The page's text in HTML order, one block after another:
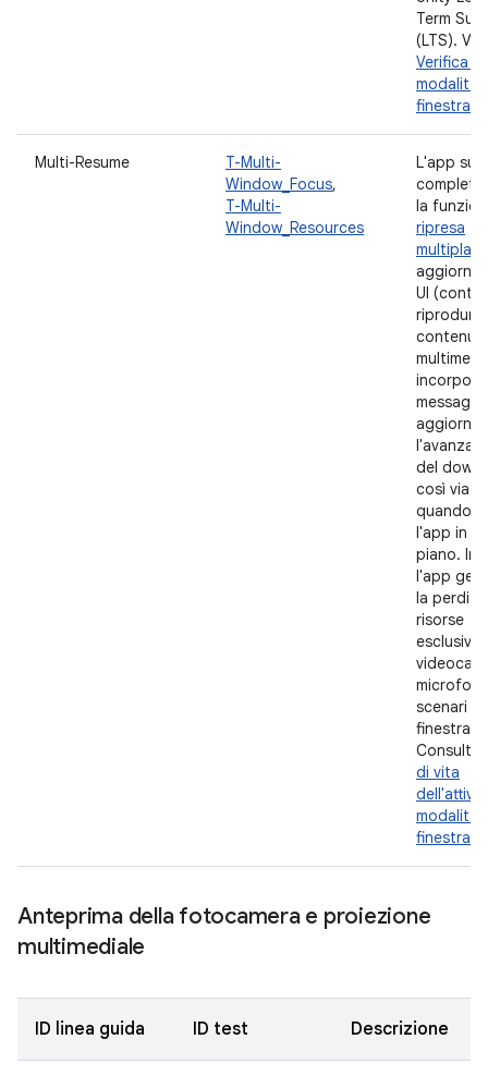
Term
(LTS).
Verifica
modalità
finestra
Multi-Resume
T-Multi-
Window_Focus,
T-Multi-
Window_Resources
L'app
la
ripresa
multipla
aggiorna
UI
riprodurre
contenuti
messaggi,
aggiorna
del
così via)
quando
l'app in
piano.
l'app
la perdita
risorse
esclusive
microfoni
scenari
finestra.
Consulta
di vita
modalità
finestra
Anteprima della fotocamera e proiezione
multimediale
ID linea guida ID test Descrizione